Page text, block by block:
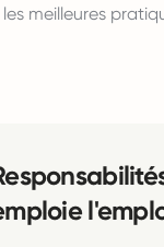
meilleures